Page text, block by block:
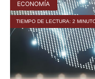
ECONOMÍA
TIEMPO DE LECTURA: 2